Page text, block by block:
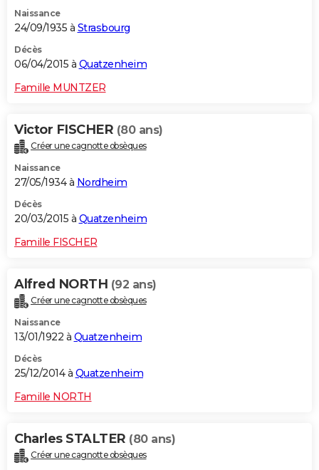
Naissance
24/09/1935 à Strasbourg
Décès
06/04/2015 à Quatzenheim
Famille MUNTZER
Victor FISCHER (80 ans)
Créer une cagnotte obsèques
Naissance
27/05/1934 à Nordheim
Décès
20/03/2015 à Quatzenheim
Famille FISCHER
Alfred NORTH (92 ans)
Créer une cagnotte obsèques
Naissance
13/01/1922 à Quatzenheim
Décès
25/12/2014 à Quatzenheim
Famille NORTH
Charles STALTER (80 ans)
Créer une cagnotte obsèques